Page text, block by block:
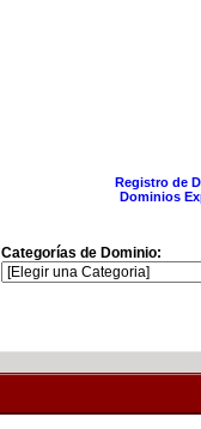
Registro de
Dominios
Categorías de Dominio: